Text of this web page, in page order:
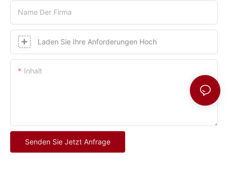
Name Der Firma
Laden Sie Ihre Anforderungen Hoch
Inhalt
Senden Sie Jetzt Anfrage